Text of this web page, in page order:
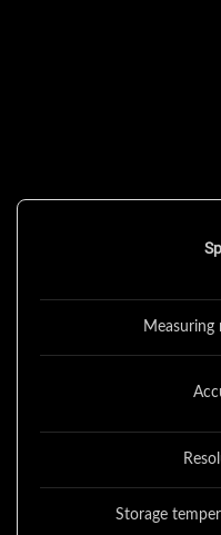
Measuring
Storage